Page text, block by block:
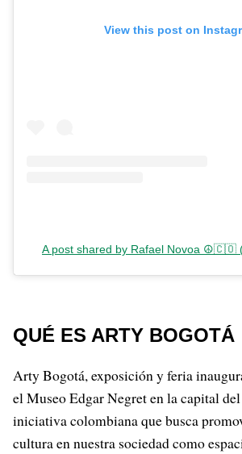
View this post on
A post shared by Rafael Novoa ☮️🇨🇴
QUÉ ES ARTY BOGOTÁ
Arty Bogotá, exposición y feria
el Museo Edgar Negret en la capital
iniciativa colombiana que busca
cultura en nuestra sociedad como